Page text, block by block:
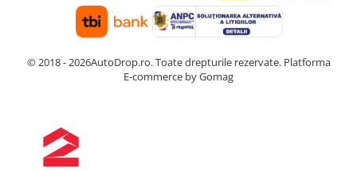
© 2018 - 2026AutoDrop.ro. Toate drepturile rezervate. Platforma
E-commerce by Gomag